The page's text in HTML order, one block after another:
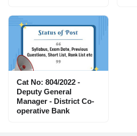
Cat No: 804/2022 -
Deputy General
Manager - District Co-
operative Bank